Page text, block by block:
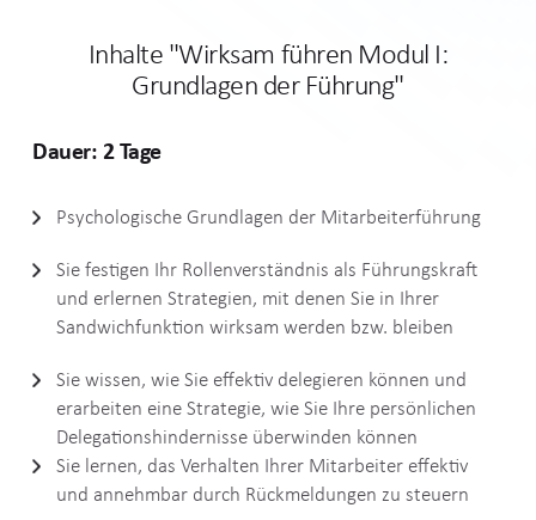
Inhalte "Wirksam führen Modul I:
Grundlagen der Führung"
Dauer: 2 Tage
Psychologische Grundlagen der Mitarbeiterführung
Sie festigen Ihr Rollenverständnis als Führungskraft
und erlernen Strategien, mit denen Sie in Ihrer
Sandwichfunktion wirksam werden bzw. bleiben
Sie wissen, wie Sie effektiv delegieren können und
erarbeiten eine Strategie, wie Sie Ihre persönlichen
Delegationshindernisse überwinden können
Sie lernen, das Verhalten Ihrer Mitarbeiter effektiv
und annehmbar durch Rückmeldungen zu steuern